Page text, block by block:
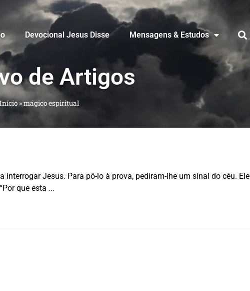
Devocional Jesus Disse Mensagens & Estudos
de Artigos
Início»mágico espiritual
interrogar Jesus. Para pô-lo à prova, pediram-lhe um sinal do céu. Ele
que esta